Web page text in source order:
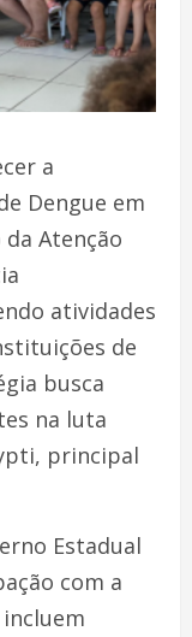
a
Dengue em
Atenção
atividades
de
busca
na luta
principal
Estadual
com a